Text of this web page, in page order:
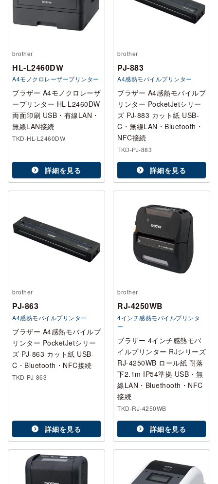
brother
HL-L2460DW
A4モノクロレーザープリンター
ブラザー A4モノクロレーザ
ープリンター HL-L2460DW
両面印刷 USB・有線LAN・
無線LAN接続
TKD-HL-L2460DW
詳細を見る
brother
PJ-883
A4感熱モバイルプリンター
ブラザー A4感熱モバイルプ
リンター PocketJetシリー
ズ PJ-883 カット紙 USB-
C・無線LAN・Bluetooth・
NFC接続
TKD-PJ-883
詳細を見る
brother
PJ-863
A4感熱モバイルプリンター
ブラザー A4感熱モバイルプ
リンター PocketJetシリー
ズ PJ-863 カット紙 USB-
C・Bluetooth・NFC接続
TKD-PJ-863
詳細を見る
brother
RJ-4250WB
4インチ感熱モバイルプリンタ
ー
ブラザー 4インチ感熱モバ
イルプリンター RJシリーズ
RJ-4250WB ロール紙 耐落
下2.1m IP54準拠 USB・無
線LAN・Bluethooth・NFC
接続
TKD-RJ-4250WB
詳細を見る